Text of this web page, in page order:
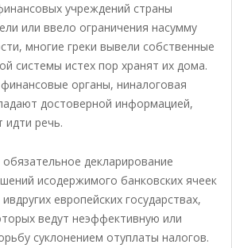
учреждений страны
или ввело ограничения насумму
многие греки вывели собственные
системы истех пор хранят их дома.
органы, ниналоговая
достоверной информацией,
идти речь.
декларирование
исодержимого банковских ячеек
европейских государствах,
ведут неэффективную или
суклонением отуплаты налогов.